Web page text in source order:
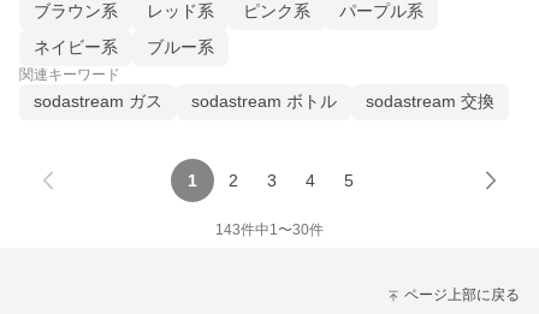
ブラウン系
レッド系 ピンク系
パープル系
ネイビー系
ブルー系
関連キーワード
sodastream ガス sodastream ボトル sodastream 交換
1 2 3 4 5
143件中1〜30件
ページ上部に戻る